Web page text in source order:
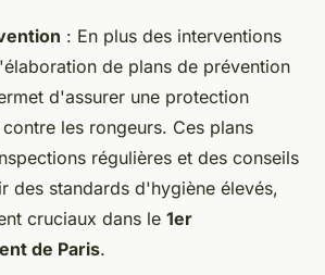
: En plus des interventions
de plans de prévention
d'assurer une protection
les rongeurs. Ces plans
régulières et des conseils
des standards d'hygiène élevés,
cruciaux dans le 1er
de Paris.